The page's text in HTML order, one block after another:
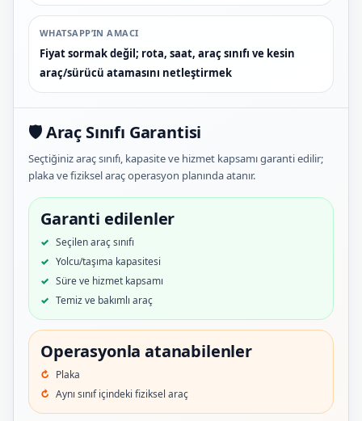
WHATSAPP’IN AMACI
Fiyat sormak değil; rota, saat, araç sınıfı ve kesin
araç/sürücü atamasını netleştirmek
🛡️ Araç Sınıfı Garantisi
Seçtiğiniz araç sınıfı, kapasite ve hizmet kapsamı garanti edilir;
plaka ve fiziksel araç operasyon planında atanır.
Garanti edilenler
Seçilen araç sınıfı
Yolcu/taşıma kapasitesi
Süre ve hizmet kapsamı
Temiz ve bakımlı araç
Operasyonla atanabilenler
Plaka
Aynı sınıf içindeki fiziksel araç